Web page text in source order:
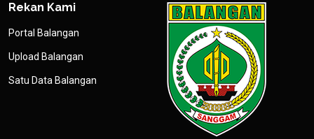
Rekan Kami
Portal Balangan
Upload Balangan
Satu Data Balangan